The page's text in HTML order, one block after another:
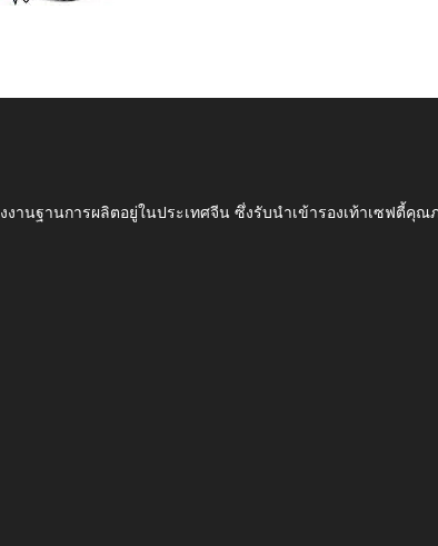
งานฐานการผลิตอยู่ในประเทศจีน ซึ่งรับนำเข้ารองเท้าเซฟตี้